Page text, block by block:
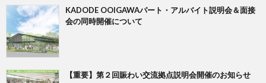
KADODE OOIGAWAパート・アルバイト説明会＆面接
会の同時開催について
【重要】第２回賑わい交流拠点説明会開催のお知らせ